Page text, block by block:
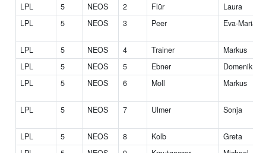
LPL
5 NEOS 2 Flür
Laura
LPL
5 NEOS 3 Peer Eva-Maria
LPL 5 NEOS 4 Trainer
Markus
LPL
5 NEOS 5 Ebner
Domenik
LPL
5 NEOS 6 Moll Markus
LPL 5 NEOS 7 Ulmer Sonja
LPL 5 NEOS 8 Kolb
Greta